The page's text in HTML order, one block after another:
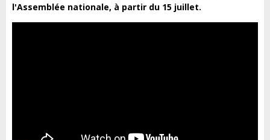
l'Assemblée nationale, à partir du 15 juillet.